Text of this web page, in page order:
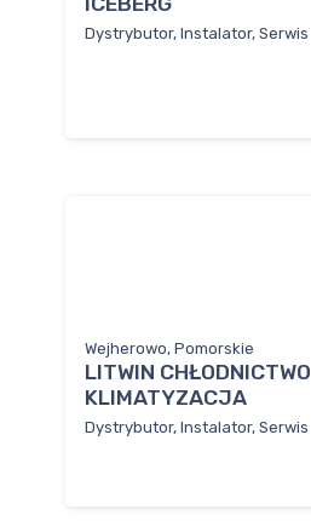
Dystrybutor, Instalator, Serwis
Wejherowo, Pomorskie
LITWIN CHŁODNICTWO
KLIMATYZACJA
Dystrybutor, Instalator, Serwis